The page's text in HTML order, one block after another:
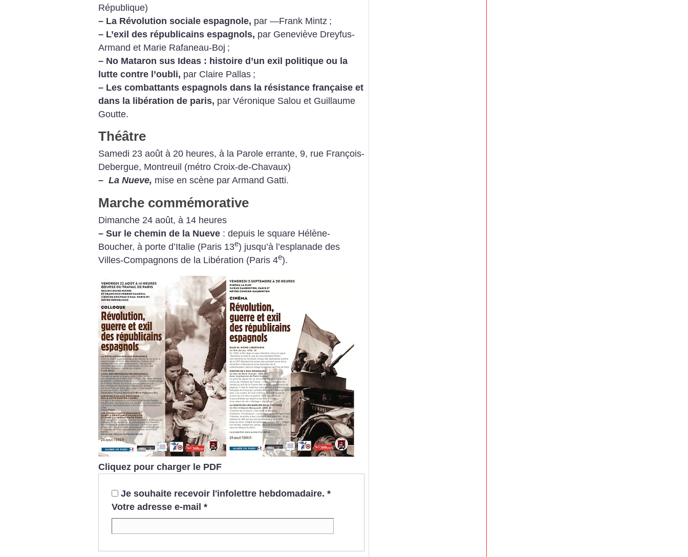
République)
– La Révolution sociale espagnole, par —Frank Mintz ;
– L’exil des républicains espagnols, par Geneviève Dreyfus-
Armand et Marie Rafaneau-Boj ;
– No Mataron sus Ideas : histoire d’un exil politique ou la
lutte contre l’oubli, par Claire Pallas ;
– Les combattants espagnols dans la résistance française et
dans la libération de paris, par Véronique Salou et Guillaume
Goutte.
Théâtre
Samedi 23 août à 20 heures, à la Parole errante, 9, rue François-
Debergue, Montreuil (métro Croix-de-Chavaux)
– La Nueve, mise en scène par Armand Gatti.
Marche commémorative
Dimanche 24 août, à 14 heures
– Sur le chemin de la Nueve : depuis le square Hélène-
Boucher, à porte d’Italie (Paris 13e) jusqu’à l’esplanade des
Villes-Compagnons de la Libération (Paris 4e).
Cliquez pour charger le PDF
Je souhaite recevoir l'infolettre hebdomadaire. *
Votre adresse e-mail *